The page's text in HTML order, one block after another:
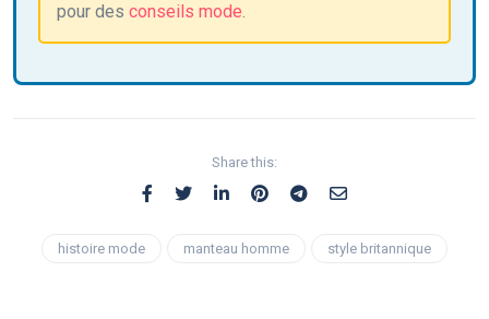
pour des conseils mode.
Share this:
histoire mode manteau homme style britannique